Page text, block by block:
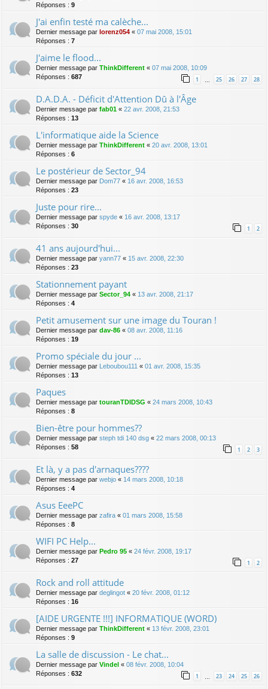
Réponses : 9
J'ai enfin testé ma calèche...
Dernier message par lorenz054 « 07 mai 2008, 15:01
Réponses : 7
J'aime le flood...
Dernier message par ThinkDifferent « 07 mai 2008, 10:09
Réponses : 687 1 25 26 27 28
D.A.D.A. - Déficit d'Attention Dû à l'Âge
Dernier message par fab01 « 22 avr. 2008, 21:53
Réponses : 13
L'informatique aide la Science
Dernier message par ThinkDifferent « 20 avr. 2008, 13:01
Réponses : 6
Le postérieur de Sector_94
Dernier message par Dom77 « 16 avr. 2008, 16:53
Réponses : 23
Juste pour rire...
Dernier message par spyde « 16 avr. 2008, 13:17
Réponses : 30 1 2
41 ans aujourd'hui...
Dernier message par yann77 « 15 avr. 2008, 22:30
Réponses : 23
Stationnement payant
Dernier message par Sector_94 « 13 avr. 2008, 21:17
Réponses : 4
Petit amusement sur une image du Touran !
Dernier message par dav-86 « 08 avr. 2008, 11:16
Réponses : 19
Promo spéciale du jour ...
Dernier message par Leboubou111 « 01 avr. 2008, 15:35
Réponses : 13
Paques
Dernier message par touranTDIDSG « 24 mars 2008, 10:43
Réponses : 8
Bien-être pour hommes??
Dernier message par steph tdi 140 dsg « 22 mars 2008, 00:13
Réponses : 58 1 2 3
Et là, y a pas d'arnaques????
Dernier message par webjo « 14 mars 2008, 10:18
Réponses : 4
Asus EeePC
Dernier message par zafira « 01 mars 2008, 15:58
Réponses : 8
WIFI PC Help...
Dernier message par Pedro 95 « 24 févr. 2008, 19:17
Réponses : 27 1 2
Rock and roll attitude
Dernier message par deglingot « 20 févr. 2008, 01:12
Réponses : 16
[AIDE URGENTE !!!] INFORMATIQUE (WORD)
Dernier message par ThinkDifferent « 13 févr. 2008, 23:01
Réponses : 9
La salle de discussion - Le chat...
Dernier message par Vindel « 08 févr. 2008, 10:04
Réponses : 632 1 … 23 24 25 26